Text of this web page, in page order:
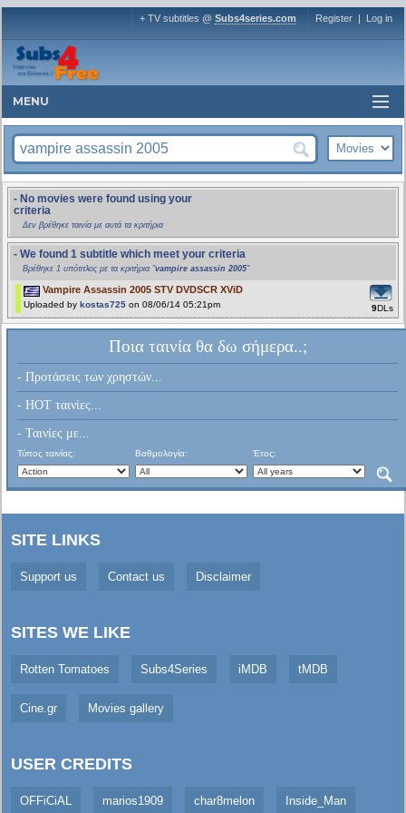
+ TV subtitles @ Subs4series.com Register | Log in
MENU
- No movies were found using your
criteria
Δεν βρέθηκε ταινία με αυτά τα κριτήρια
- We found 1 subtitle which meet your criteria
Βρέθηκε 1 υπότιτλος με τα κριτήρια "vampire assassin 2005"
Vampire Assassin 2005 STV DVDSCR XViD
Uploaded by kostas725 on 08/06/14 05:21pm 9DLs
Ποια ταινία θα δω σήμερα..;
- Προτάσεις των χρηστών...
- HOT ταινίες...
- Ταινίες με...
Τύπος ταινίας: Βαθμολογία: Έτος:
SITE LINKS
Support us Contact us Disclaimer
SITES WE LIKE
Rotten Tomatoes Subs4Series iMDB tMDB
Cine.gr Movies gallery
USER CREDITS
OFFiCiAL marios1909 char8melon Inside_Man